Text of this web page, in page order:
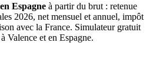
Espagne à partir du brut : retenue
2026, net mensuel et annuel, impôt
avec la France. Simulateur gratuit
Valence et en Espagne.